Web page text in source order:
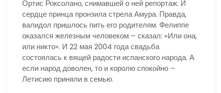
Ортис Роксолано, снимавшей о ней репортаж. И
сердце принца пронзила стрела Амура. Правда,
валидол пришлось пить его родителям. Фелиппе
оказался железным человеком – сказал: «Или она,
или никто». И 22 мая 2004 года свадьба
состоялась к вящей радости испанского народа. А
если народ доволен, то и королю спокойно –
Летисию приняли в семью.